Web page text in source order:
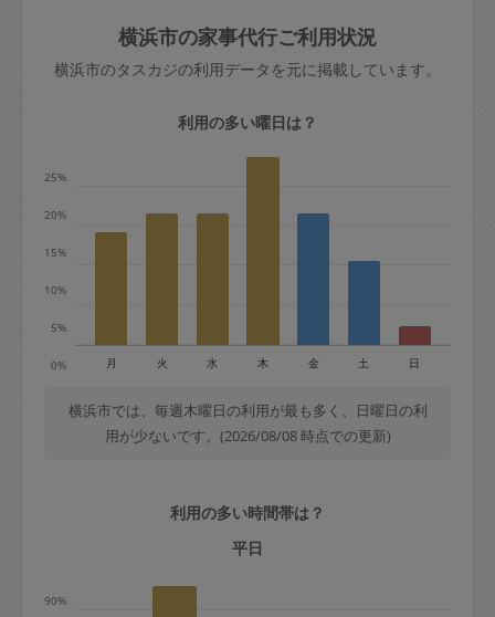
依頼者不在による当日キャンセル＝依頼
金額の100%＋交通費全額
※例：依頼日時／土曜日午前9時開始の場
50%
金曜日9時～土曜日8時まで＝依頼金額の
＋交通費全額
依頼者不在による当日キャンセル＝依頼
金額の100%＋交通費全額
定期契約をキャンセルする場合、毎週定
期は月2回まで隔週定期は月1回までキャ
きた場合は損害保険の対象外となるので
ご注意ください。
玉、など
あわせてこちらも参照ください：初めて
はありますか？
横浜市の家事代行ご利用状況
横浜市のタスカジの利用データを元に掲載しています。
利用の多い曜日は？
0%
5%
10%
15%
20%
25%
月 火 水 木 金 土 日
横浜市では、毎週木曜日の利用が最も多く、日曜日の利
用が少ないです。(2026/08/08 時点での更新)
利用の多い時間帯は？
平日
90%